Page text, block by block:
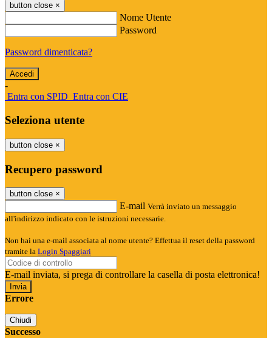
button close ×
Nome Utente
Password
Password dimenticata?
-
Entra con SPID Entra con CIE
Seleziona utente
button close ×
Recupero password
button close ×
E-mail Verrà inviato un messaggio
all'indirizzo indicato con le istruzioni necessarie.
Non hai una e-mail associata al nome utente? Effettua il reset della password
tramite la Login Spaggiari
E-mail inviata, si prega di controllare la casella di posta elettronica!
Errore
Chiudi
Successo